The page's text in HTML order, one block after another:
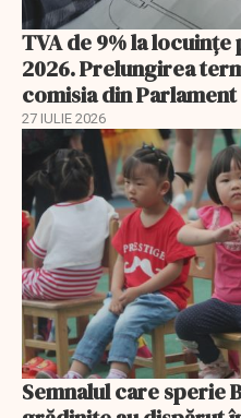
TVA de 9% la
2026. Prelungirea
comisia din Parlament
27 IULIE 2026
Semnalul care sperie